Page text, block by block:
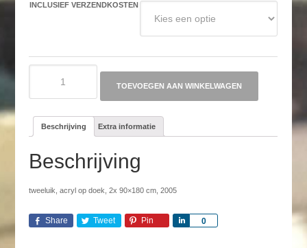
INCLUSIEF VERZENDKOSTEN
TOEVOEGEN AAN WINKELWAGEN
Beschrijving Extra informatie
Beschrijving
tweeluik, acryl op doek, 2x 90×180 cm, 2005
Share Tweet Pin 0
Share